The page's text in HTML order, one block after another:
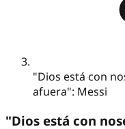
"Dios está con
afuera": Messi
"Dios está con